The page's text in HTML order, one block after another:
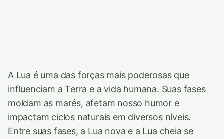
A Lua é uma das forças mais poderosas que
influenciam a Terra e a vida humana. Suas fases
moldam as marés, afetam nosso humor e
impactam ciclos naturais em diversos níveis.
Entre suas fases, a Lua nova e a Lua cheia se